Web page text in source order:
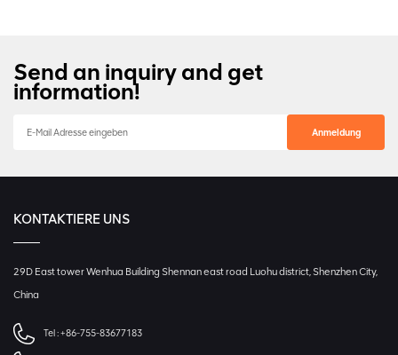
Send an inquiry and get
information!
KONTAKTIERE UNS
29D East tower Wenhua Building Shennan east road Luohu district, Shenzhen City,
China
Tel :+86-755-83677183